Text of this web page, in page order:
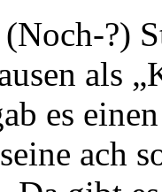
?)
als
es
ach